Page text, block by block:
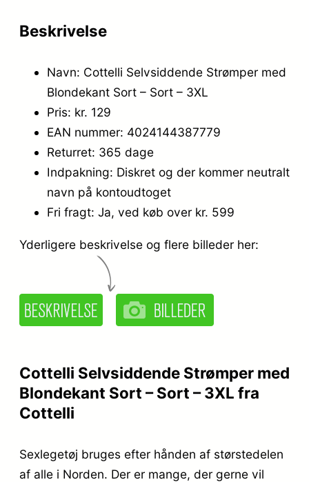
Beskrivelse
Navn: Cottelli Selvsiddende Strømper med
Blondekant Sort – Sort – 3XL
Pris: kr. 129
EAN nummer: 4024144387779
Returret: 365 dage
Indpakning: Diskret og der kommer neutralt
navn på kontoudtoget
Fri fragt: Ja, ved køb over kr. 599
Yderligere beskrivelse og flere billeder her:
Cottelli Selvsiddende Strømper med
Blondekant Sort – Sort – 3XL fra
Cottelli
Sexlegetøj bruges efter hånden af størstedelen
af alle i Norden. Der er mange, der gerne vil